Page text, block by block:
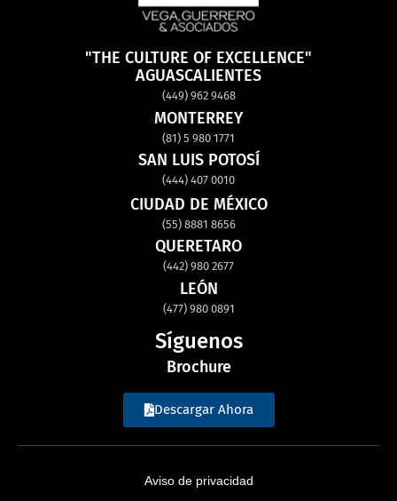
"THE CULTURE OF EXCELLENCE"
AGUASCALIENTES
(449) 962 9468
MONTERREY
(81) 5 980 1771
SAN LUIS POTOSÍ
(444) 407 0010
CIUDAD DE MÉXICO
(55) 8881 8656
QUERETARO
(442) 980 2677
LEÓN
(477) 980 0891
Síguenos
Brochure
Descargar Ahora
Aviso de privacidad